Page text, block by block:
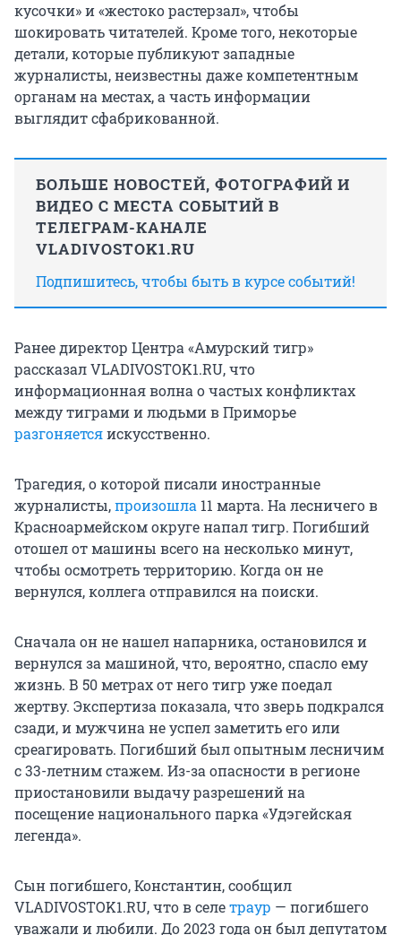
кусочки» и «жестоко растерзал», чтобы
шокировать читателей. Кроме того, некоторые
детали, которые публикуют западные
журналисты, неизвестны даже компетентным
органам на местах, а часть информации
выглядит сфабрикованной.
БОЛЬШЕ НОВОСТЕЙ, ФОТОГРАФИЙ И
ВИДЕО С МЕСТА СОБЫТИЙ В
ТЕЛЕГРАМ-КАНАЛЕ
VLADIVOSTOK1.RU
Подпишитесь, чтобы быть в курсе событий!
Ранее директор Центра «Амурский тигр»
рассказал VLADIVOSTOK1.RU, что
информационная волна о частых конфликтах
между тиграми и людьми в Приморье
разгоняетсяискусственно.
Трагедия, о которой писали иностранные
журналисты,произошла 11 марта. На лесничего в
Красноармейском округе напал тигр. Погибший
отошел от машины всего на несколько минут,
чтобы осмотреть территорию. Когда он не
вернулся, коллега отправился на поиски.
Сначала он не нашел напарника, остановился и
вернулся за машиной, что, вероятно, спасло ему
жизнь. В 50 метрах от него тигр уже поедал
жертву. Экспертиза показала, что зверь подкрался
сзади, и мужчина не успел заметить его или
среагировать. Погибший был опытным лесничим
с 33-летним стажем. Из-за опасности в регионе
приостановили выдачу разрешений на
посещение национального парка «Удэгейская
легенда».
Сын погибшего, Константин, сообщил
VLADIVOSTOK1.RU, что в селетраур — погибшего
уважали и любили. До 2023 года он был депутатом